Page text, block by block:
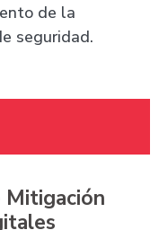
de la
seguridad.